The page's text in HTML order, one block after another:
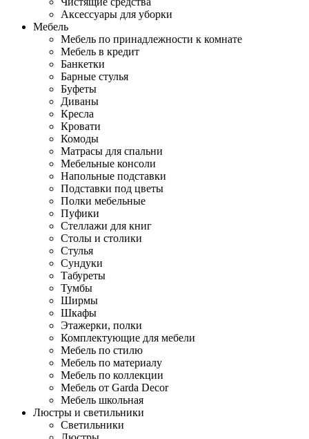
Аксессуары для уборки
Мебель
Мебель по принадлежности к комнате
Мебель в кредит
Банкетки
Барные стулья
Буфеты
Диваны
Кресла
Кровати
Комоды
Матрасы для спальни
Мебельные консоли
Напольные подставки
Подставки под цветы
Полки мебельные
Пуфики
Стеллажи для книг
Столы и столики
Стулья
Сундуки
Табуреты
Тумбы
Ширмы
Шкафы
Этажерки, полки
Комплектующие для мебели
Мебель по стилю
Мебель по материалу
Мебель по коллекции
Мебель от Garda Decor
Мебель школьная
Люстры и светильники
Светильники